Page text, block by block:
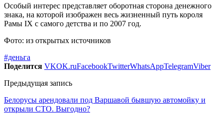
Особый интерес представляет оборотная сторона денежного
знака, на которой изображен весь жизненный путь короля
Рамы IX с самого детства и по 2007 год.
Фото: из открытых источников
#деньга
Поделится VKOK.ruFacebookTwitterWhatsAppTelegramViber
Предыдущая запись
Белорусы арендовали под Варшавой бывшую автомойку и
открыли СТО. Выгодно?